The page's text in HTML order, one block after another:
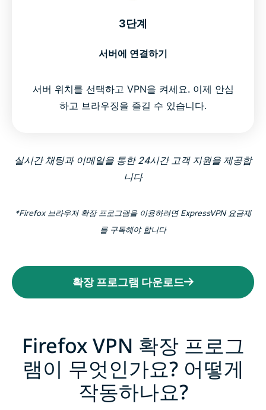
3단계
서버에 연결하기
서버 위치를 선택하고 VPN을 켜세요. 이제 안심
하고 브라우징을 즐길 수 있습니다.
실시간 채팅과 이메일을 통한 24시간 고객 지원을 제공합
니다
*Firefox 브라우저 확장 프로그램을 이용하려면 ExpressVPN 요금제
를 구독해야 합니다
확장 프로그램 다운로드
Firefox VPN 확장 프로그
램이 무엇인가요? 어떻게
작동하나요?